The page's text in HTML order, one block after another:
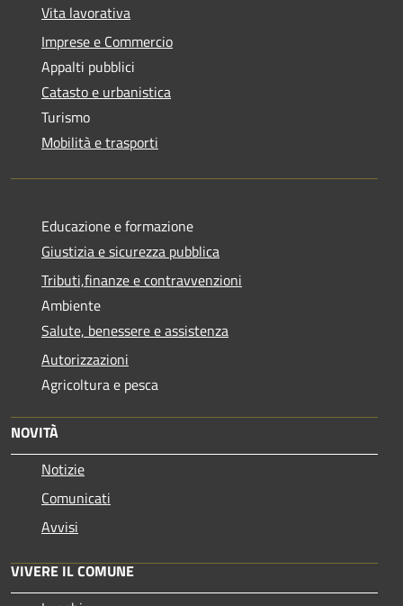
Vita lavorativa
Imprese e Commercio
Appalti pubblici
Catasto e urbanistica
Turismo
Mobilità e trasporti
Educazione e formazione
Giustizia e sicurezza pubblica
Tributi,finanze e contravvenzioni
Ambiente
Salute, benessere e assistenza
Autorizzazioni
Agricoltura e pesca
NOVITÀ
Notizie
Comunicati
Avvisi
VIVERE IL COMUNE